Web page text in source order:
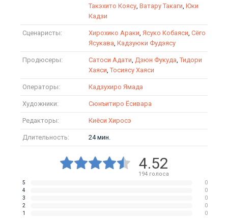
Такэхито Коясу, Ватару Такаги, Юки
Кадзи
Сценаристы: Хирохико Араки, Ясуко Кобаяси, Сёго
Ясукава, Кадзуюки Фудэясу
Продюсеры: Сатоси Адати, Дзюн Фукуда,Тидори
Хаяси,Тосиясу Хаяси
Операторы: Кадзухиро Ямада
Художники: Сюнъитиро Ёсивара
Редакторы: Киёси Хиросэ
Длительность: 24 мин.
4.52
194голоса
5
0
4
0
3
0
2
0
1
0